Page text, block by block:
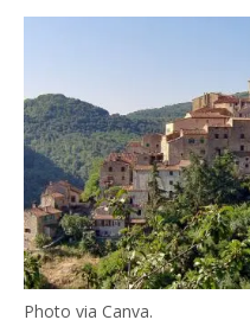
Photo via Canva.